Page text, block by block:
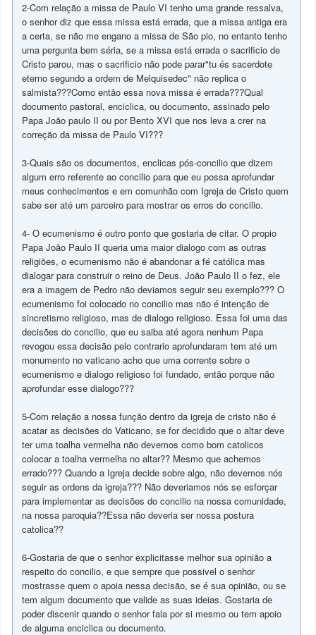
2-Com relação a missa de Paulo VI tenho uma grande ressalva,
o senhor diz que essa missa está errada, que a missa antiga era
a certa, se não me engano a missa de São pio, no entanto tenho
uma pergunta bem séria, se a missa está errada o sacrificio de
Cristo parou, mas o sacrificio não pode parar"tu és sacerdote
eterno segundo a ordem de Melquisedec" não replica o
salmista???Como então essa nova missa é errada???Qual
documento pastoral, enciclica, ou documento, assinado pelo
Papa João paulo II ou por Bento XVI que nos leva a crer na
correção da missa de Paulo VI???
3-Quais são os documentos, enclicas pós-concilio que dizem
algum erro referente ao concilio para que eu possa aprofundar
meus conhecimentos e em comunhão com Igreja de Cristo quem
sabe ser até um parceiro para mostrar os erros do concilio.
4- O ecumenismo é outro ponto que gostaria de citar. O propio
Papa João Paulo II queria uma maior dialogo com as outras
religiões, o ecumenismo não é abandonar a fé católica mas
dialogar para construir o reino de Deus. João Paulo II o fez, ele
era a imagem de Pedro não deviamos seguir seu exemplo??? O
ecumenismo foi colocado no concilio mas não é intenção de
sincretismo religioso, mas de dialogo religioso. Essa foi uma das
decisões do concilio, que eu saiba até agora nenhum Papa
revogou essa decisão pelo contrario aprofundaram tem até um
monumento no vaticano acho que uma corrente sobre o
ecumenismo e dialogo religioso foi fundado, então porque não
aprofundar esse dialogo???
5-Com relação a nossa função dentro da igreja de cristo não é
acatar as decisões do Vaticano, se for decidido que o altar deve
ter uma toalha vermelha não devemos como bom catolicos
colocar a toalha vermelha no altar?? Mesmo que achemos
errado??? Quando a Igreja decide sobre algo, não devemos nós
seguir as ordens da igreja??? Não deveriamos nós se esforçar
para implementar as decisões do concilio na nossa comunidade,
na nossa paroquia??Essa não deveria ser nossa postura
catolica??
6-Gostaria de que o senhor explicitasse melhor sua opinião a
respeito do concilio, e que sempre que possivel o senhor
mostrasse quem o apoia nessa decisão, se é sua opinião, ou se
tem algum documento que valide as suas ideias. Gostaria de
poder discenir quando o senhor fala por si mesmo ou tem apoio
de alguma enciclica ou documento.